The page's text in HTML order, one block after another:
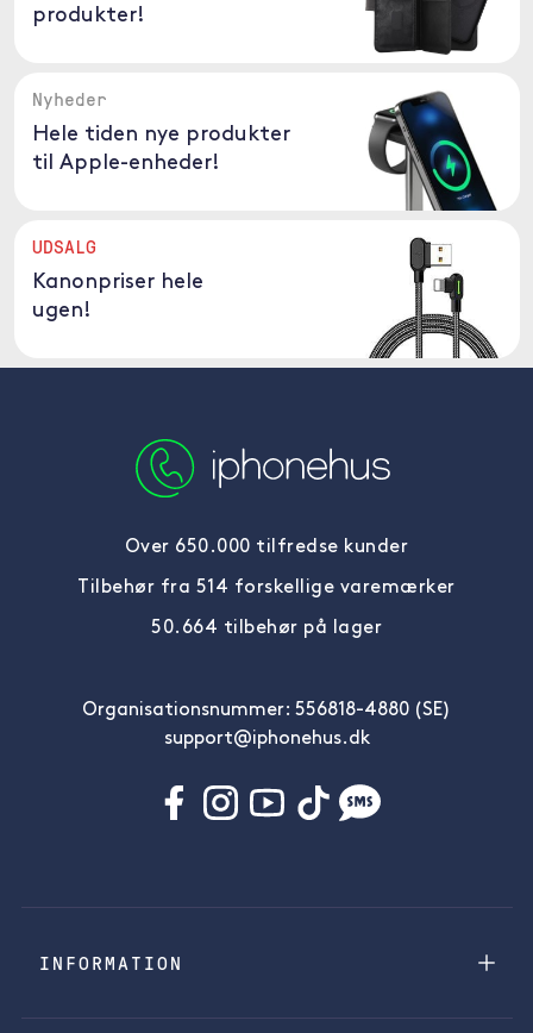
produkter!
Nyheder
Hele tiden nye produkter
til Apple-enheder!
UDSALG
Kanonpriser hele
ugen!
Over 650.000 tilfredse kunder
Tilbehør fra 514 forskellige varemærker
50.664 tilbehør på lager
Organisationsnummer: 556818-4880 (SE)
support@iphonehus.dk
INFORMATION